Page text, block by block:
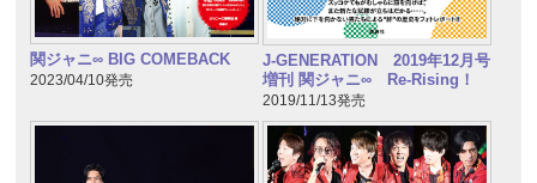
関ジャニ∞ BIG COMEBACK
2023/04/10発売
J-GENERATION 2019年12月号
増刊 関ジャニ∞ Re-Rising！
2019/11/13発売